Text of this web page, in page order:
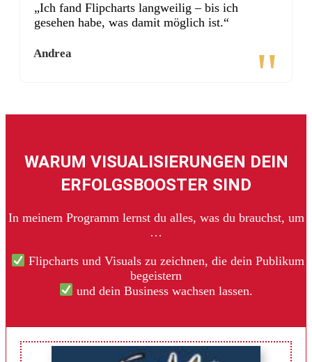
„Ich fand Flipcharts langweilig – bis ich
gesehen habe, was damit möglich ist.“
Andrea "
WARUM VISUALISIERUNGEN DEIN
ERFOLGSBOOSTER SIND
In meinem Programm lernst du alles, was du brauchst, um
…
Flipcharts und Visuals zu zeichnen, die dein Publikum
begeistern
und dein Business wachsen lassen.